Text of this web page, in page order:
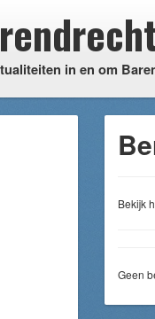
in en om
Bekijk
Geen